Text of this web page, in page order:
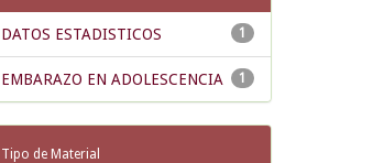
1
DATOS ESTADISTICOS
1
EMBARAZO EN ADOLESCENCIA
Tipo de Material